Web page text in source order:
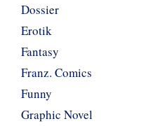
Dossier
Erotik
Fantasy
Franz. Comics
Funny
Graphic Novel